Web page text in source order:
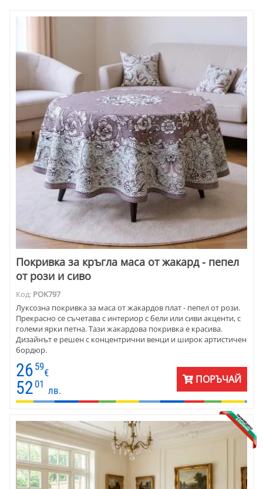
Покривка за кръгла маса от жакард - пепел
от рози и сиво
Код: POK797
Луксозна покривка за маса от жакардов плат - пепел от рози.
Прекрасно се съчетава с интериор с бели или сиви акценти, с
големи ярки петна. Тази жакардова покривка е красива.
Дизайнът е решен с концентрични венци и широк артистичен
бордюр.
26 59
€
52 01
лв.
ПОРЪЧАЙ